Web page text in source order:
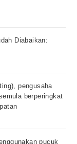
Diabaikan:
pengusaha
berperingkat
pucuk